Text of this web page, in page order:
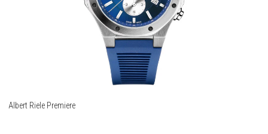
Albert Riele Premiere